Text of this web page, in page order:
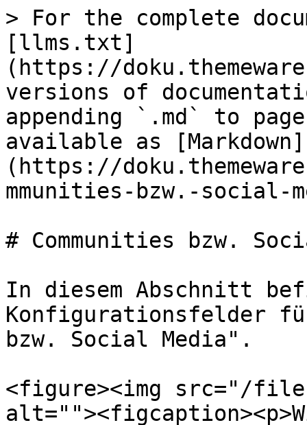
> For the complete
[llms.txt]
(https://
versions of
appending `.md` to
available as [Markdown]
(https://
mmunities-bzw.-social-
# Communities bzw.
In diesem Abschnitt
Konfigurationsfelder
bzw. Social Media".
<figure><img src="/